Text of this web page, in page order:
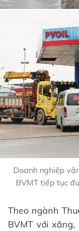
Doanh nghiệp
BVMT tiếp tục
Theo ngành
BVMT với